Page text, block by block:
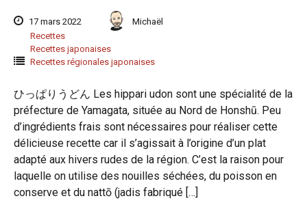
17 mars 2022
Michaël
Recettes
Recettes japonaises
Recettes régionales japonaises
ひっぱりうどん Les hippari udon sont une spécialité de la
préfecture de Yamagata, située au Nord de Honshū. Peu
d’ingrédients frais sont nécessaires pour réaliser cette
délicieuse recette car il s’agissait à l’origine d’un plat
adapté aux hivers rudes de la région. C’est la raison pour
laquelle on utilise des nouilles séchées, du poisson en
conserve et du nattō (jadis fabriqué […]